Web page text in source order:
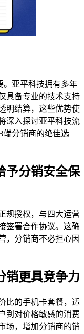
。亚平科技拥有多年
具备专业的技术支持
明结算，这些优势使
深入探讨亚平科技流
端分销商的绝佳选
予分销安全保
规授权，与四大运营
署合作协议。这确
，分销商不必担心因
销更具竞争力
比的手机卡套餐，适
到对价格敏感的消费
场，增加分销商的销